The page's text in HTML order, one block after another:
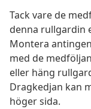
Tack vare de
denna rullgardin
Montera
med de
eller häng
Dragkedjan kan
höger sida.